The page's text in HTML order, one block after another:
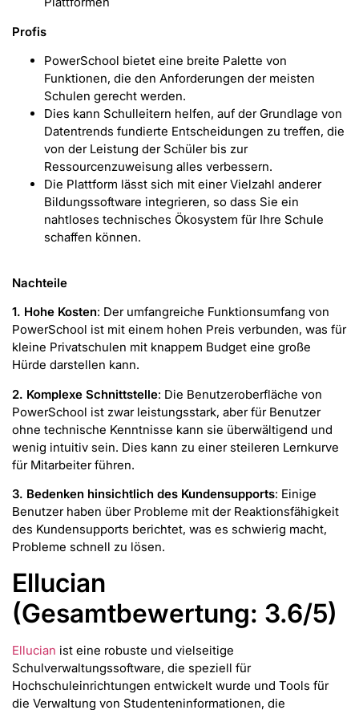
Profis
PowerSchool bietet eine breite Palette von
Funktionen, die den Anforderungen der meisten
Schulen gerecht werden.
Dies kann Schulleitern helfen, auf der Grundlage von
Datentrends fundierte Entscheidungen zu treffen, die
von der Leistung der Schüler bis zur
Ressourcenzuweisung alles verbessern.
Die Plattform lässt sich mit einer Vielzahl anderer
Bildungssoftware integrieren, so dass Sie ein
nahtloses technisches Ökosystem für Ihre Schule
schaffen können.
Nachteile
1. Hohe Kosten: Der umfangreiche Funktionsumfang von
PowerSchool ist mit einem hohen Preis verbunden, was für
kleine Privatschulen mit knappem Budget eine große
Hürde darstellen kann.
2. Komplexe Schnittstelle: Die Benutzeroberfläche von
PowerSchool ist zwar leistungsstark, aber für Benutzer
ohne technische Kenntnisse kann sie überwältigend und
wenig intuitiv sein. Dies kann zu einer steileren Lernkurve
für Mitarbeiter führen.
3. Bedenken hinsichtlich des Kundensupports: Einige
Benutzer haben über Probleme mit der Reaktionsfähigkeit
des Kundensupports berichtet, was es schwierig macht,
Probleme schnell zu lösen.
Ellucian
(Gesamtbewertung: 3.6/5)
Ellucian ist eine robuste und vielseitige
Schulverwaltungssoftware, die speziell für
Hochschuleinrichtungen entwickelt wurde und Tools für
die Verwaltung von Studenteninformationen, die